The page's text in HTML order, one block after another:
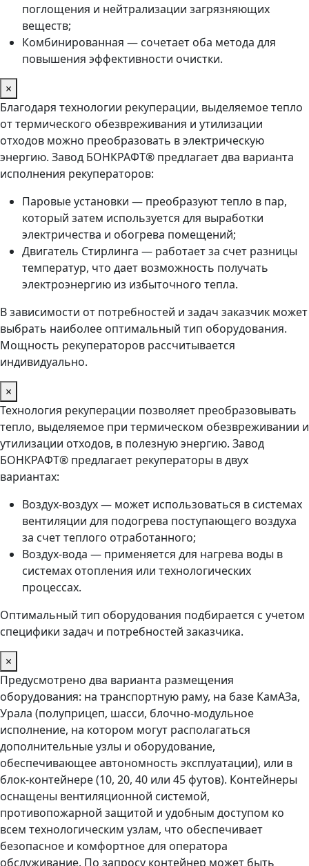
поглощения и нейтрализации загрязняющих
веществ;
Комбинированная — сочетает оба метода для
повышения эффективности очистки.
×
Благодаря технологии рекуперации, выделяемое тепло
от термического обезвреживания и утилизации
отходов можно преобразовать в электрическую
энергию. Завод БОНКРАФТ® предлагает два варианта
исполнения рекуператоров:
Паровые установки — преобразуют тепло в пар,
который затем используется для выработки
электричества и обогрева помещений;
Двигатель Стирлинга — работает за счет разницы
температур, что дает возможность получать
электроэнергию из избыточного тепла.
В зависимости от потребностей и задач заказчик может
выбрать наиболее оптимальный тип оборудования.
Мощность рекуператоров рассчитывается
индивидуально.
×
Технология рекуперации позволяет преобразовывать
тепло, выделяемое при термическом обезвреживании и
утилизации отходов, в полезную энергию. Завод
БОНКРАФТ® предлагает рекуператоры в двух
вариантах:
Воздух-воздух — может использоваться в системах
вентиляции для подогрева поступающего воздуха
за счет теплого отработанного;
Воздух-вода — применяется для нагрева воды в
системах отопления или технологических
процессах.
Оптимальный тип оборудования подбирается с учетом
специфики задач и потребностей заказчика.
×
Предусмотрено два варианта размещения
оборудования: на транспортную раму, на базе КамАЗа,
Урала (полуприцеп, шасси, блочно-модульное
исполнение, на котором могут располагаться
дополнительные узлы и оборудование,
обеспечивающее автономность эксплуатации), или в
блок-контейнере (10, 20, 40 или 45 футов). Контейнеры
оснащены вентиляционной системой,
противопожарной защитой и удобным доступом ко
всем технологическим узлам, что обеспечивает
безопасное и комфортное для оператора
обслуживание. По запросу контейнер может быть